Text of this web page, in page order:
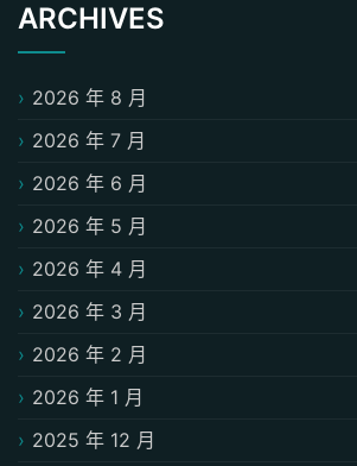
ARCHIVES
2026 年 8 月
2026 年 7 月
2026 年 6 月
2026 年 5 月
2026 年 4 月
2026 年 3 月
2026 年 2 月
2026 年 1 月
2025 年 12 月